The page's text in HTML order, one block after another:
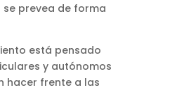
se prevea de forma
está pensado
y autónomos
hacer frente a las